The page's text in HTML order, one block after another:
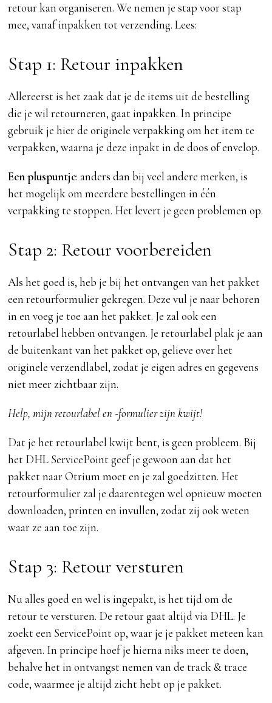
retour kan organiseren. We nemen je stap voor stap
mee, vanaf inpakken tot verzending. Lees:
Stap 1: Retour inpakken
Allereerst is het zaak dat je de items uit de bestelling
die je wil retourneren, gaat inpakken. In principe
gebruik je hier de originele verpakking om het item te
verpakken, waarna je deze inpakt in de doos of envelop.
Een pluspuntje: anders dan bij veel andere merken, is
het mogelijk om meerdere bestellingen in één
verpakking te stoppen. Het levert je geen problemen op.
Stap 2: Retour voorbereiden
Als het goed is, heb je bij het ontvangen van het pakket
een retourformulier gekregen. Deze vul je naar behoren
in en voeg je toe aan het pakket. Je zal ook een
retourlabel hebben ontvangen. Je retourlabel plak je aan
de buitenkant van het pakket op, gelieve over het
originele verzendlabel, zodat je eigen adres en gegevens
niet meer zichtbaar zijn.
Help, mijn retourlabel en -formulier zijn kwijt!
Dat je het retourlabel kwijt bent, is geen probleem. Bij
het DHL ServicePoint geef je gewoon aan dat het
pakket naar Otrium moet en je zal goedzitten. Het
retourformulier zal je daarentegen wel opnieuw moeten
downloaden, printen en invullen, zodat zij ook weten
waar ze aan toe zijn.
Stap 3: Retour versturen
Nu alles goed en wel is ingepakt, is het tijd om de
retour te versturen. De retour gaat altijd via DHL. Je
zoekt een ServicePoint op, waar je je pakket meteen kan
afgeven. In principe hoef je hierna niks meer te doen,
behalve het in ontvangst nemen van de track & trace
code, waarmee je altijd zicht hebt op je pakket.